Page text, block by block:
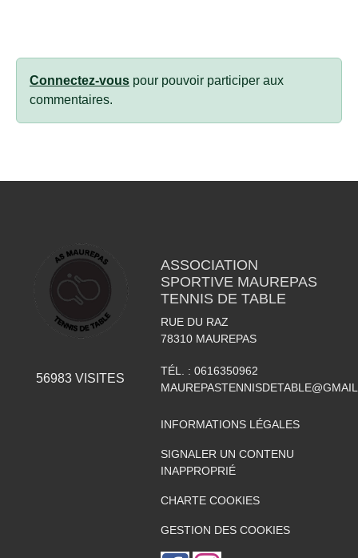
Connectez-vous pour pouvoir participer aux
commentaires.
56983VISITES
ASSOCIATION
SPORTIVE MAUREPAS
TENNIS DE TABLE
RUE DU RAZ
78310 MAUREPAS
TÉL. : 0616350962
INFORMATIONS LÉGALES
SIGNALER UN CONTENU
INAPPROPRIÉ
CHARTE COOKIES
GESTION DES COOKIES